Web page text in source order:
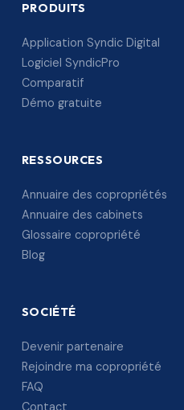
PRODUITS
Application Syndic Digital
Logiciel SyndicPro
Comparatif
Démo gratuite
RESSOURCES
Annuaire des copropriétés
Annuaire des cabinets
Glossaire copropriété
Blog
SOCIÉTÉ
Devenir partenaire
Rejoindre ma copropriété
FAQ
Contact